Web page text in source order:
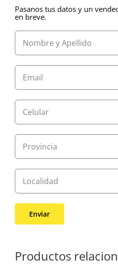
Pasanos tus datos y un
en breve.
Productos